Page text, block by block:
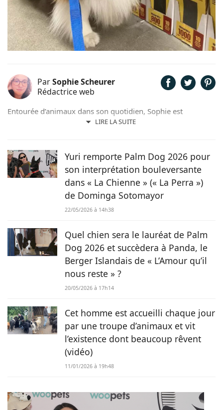
ParSophie Scheurer
Rédactrice web
LIRE LA SUITE
Entourée d’animaux dans son quotidien, Sophie est
également passionnée de mots. Son amour pour les
précaire. Maya la croisée Labrador-Border Collie a été
retrouvée errante par la SPA et Hatchi, le chien Arbi, a été
sauvé de Tunisie. À ses yeux, ses 2 chiens, son chat et ses
lapins font partie intégrante de sa vie et de sa famille ! C’est
donc sans hésiter qu’elle a décidé de mettre sa plume au
service de Chien.fr.
Yuri remporte Palm Dog 2026 pour
son interprétation bouleversante
dans « La Chienne » (« La Perra »)
de Dominga Sotomayor
22/05/2026 à 14h38
Quel chien sera le lauréat de Palm
Dog 2026 et succèdera à Panda, le
Berger Islandais de « L’Amour qu’il
nous reste » ?
20/05/2026 à 17h14
Cet homme est accueilli chaque jour
par une troupe d’animaux et vit
l’existence dont beaucoup rêvent
(vidéo)
11/01/2026 à 19h48